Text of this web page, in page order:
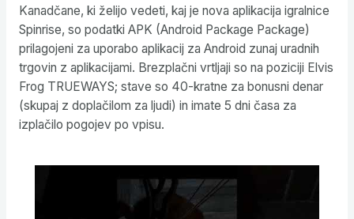
Kanadčane, ki želijo vedeti, kaj je nova aplikacija igralnice
Spinrise, so podatki APK (Android Package Package)
prilagojeni za uporabo aplikacij za Android zunaj uradnih
trgovin z aplikacijami. Brezplačni vrtljaji so na poziciji Elvis
Frog TRUEWAYS; stave so 40-kratne za bonusni denar
(skupaj z doplačilom za ljudi) in imate 5 dni časa za
izplačilo pogojev po vpisu.